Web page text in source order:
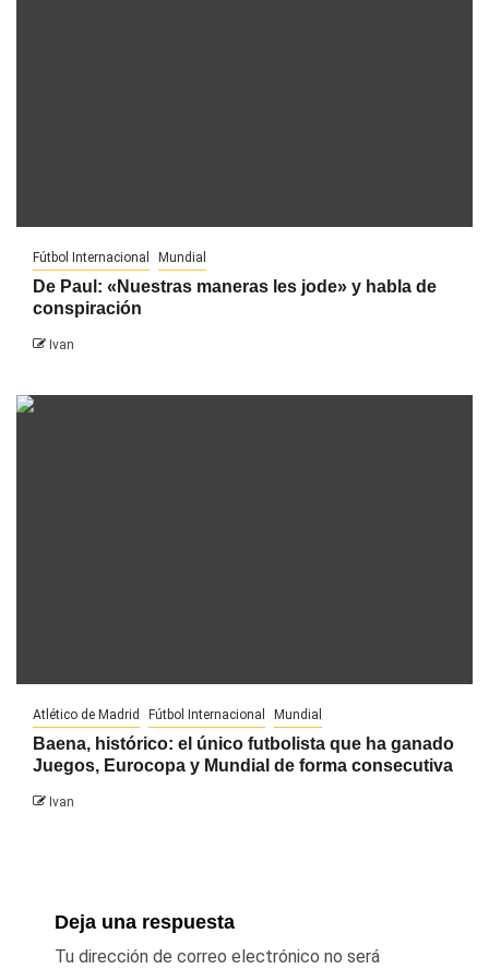
Fútbol Internacional Mundial
De Paul: «Nuestras maneras les jode» y habla de
conspiración
Ivan
Atlético de Madrid Fútbol Internacional Mundial
Baena, histórico: el único futbolista que ha ganado
Juegos, Eurocopa y Mundial de forma consecutiva
Ivan
Deja una respuesta
Tu dirección de correo electrónico no será